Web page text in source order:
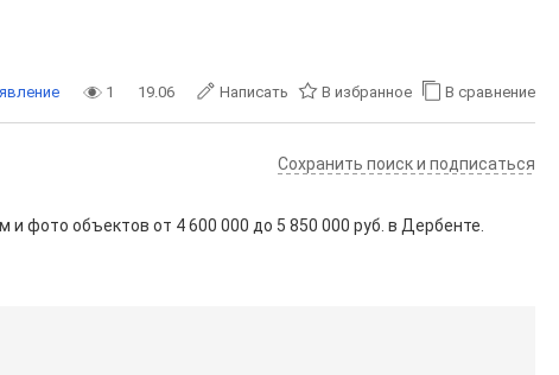
1 19.06 Написать В избранное В сравнение
Сохранить поиск и подписаться
и фото объектов от 4 600 000 до 5 850 000 руб. в Дербенте.